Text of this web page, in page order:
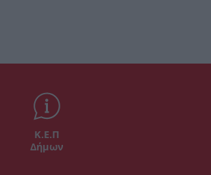
Κ.Ε.Π
Δήμων